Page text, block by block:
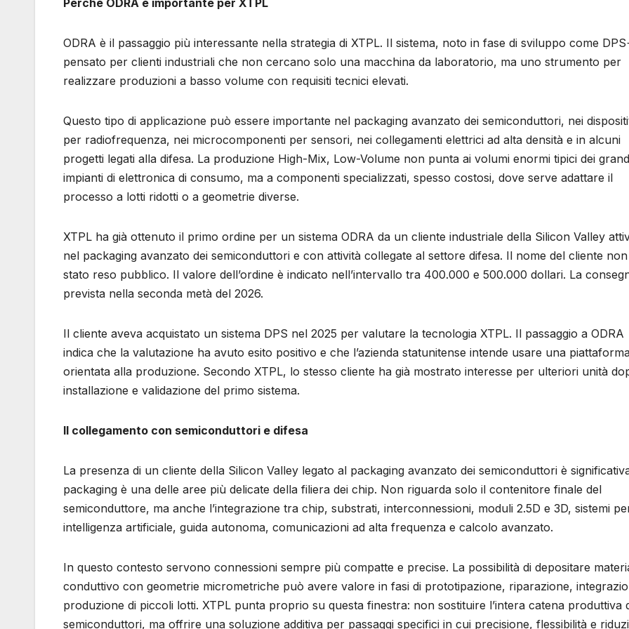
Perché ODRA è importante per XTPL
ODRA è il passaggio più interessante nella strategia di XTPL. Il sistema, noto in fase di sviluppo come
pensato per clienti industriali che non cercano solo una macchina da laboratorio, ma uno strumento per
realizzare produzioni a basso volume con requisiti tecnici elevati.
Questo tipo di applicazione può essere importante nel packaging avanzato dei semiconduttori, nei
per radiofrequenza, nei microcomponenti per sensori, nei collegamenti elettrici ad alta densità e in alcuni
progetti legati alla difesa. La produzione High-Mix, Low-Volume non punta ai volumi enormi tipici dei
impianti di elettronica di consumo, ma a componenti specializzati, spesso costosi, dove serve adattare il
processo a lotti ridotti o a geometrie diverse.
XTPL ha già ottenuto il primo ordine per un sistema ODRA da un cliente industriale della Silicon Valley
nel packaging avanzato dei semiconduttori e con attività collegate al settore difesa. Il nome del cliente
stato reso pubblico. Il valore dell’ordine è indicato nell’intervallo tra 400.000 e 500.000 dollari. La
prevista nella seconda metà del 2026.
Il cliente aveva acquistato un sistema DPS nel 2025 per valutare la tecnologia XTPL. Il passaggio a ODRA
indica che la valutazione ha avuto esito positivo e che l’azienda statunitense intende usare una
orientata alla produzione. Secondo XTPL, lo stesso cliente ha già mostrato interesse per ulteriori unità
installazione e validazione del primo sistema.
Il collegamento con semiconduttori e difesa
La presenza di un cliente della Silicon Valley legato al packaging avanzato dei semiconduttori è
packaging è una delle aree più delicate della filiera dei chip. Non riguarda solo il contenitore finale del
semiconduttore, ma anche l’integrazione tra chip, substrati, interconnessioni, moduli 2.5D e 3D, sistemi
intelligenza artificiale, guida autonoma, comunicazioni ad alta frequenza e calcolo avanzato.
In questo contesto servono connessioni sempre più compatte e precise. La possibilità di depositare
conduttivo con geometrie micrometriche può avere valore in fasi di prototipazione, riparazione,
produzione di piccoli lotti. XTPL punta proprio su questa finestra: non sostituire l’intera catena produttiva
semiconduttori, ma offrire una soluzione additiva per passaggi specifici in cui precisione, flessibilità e